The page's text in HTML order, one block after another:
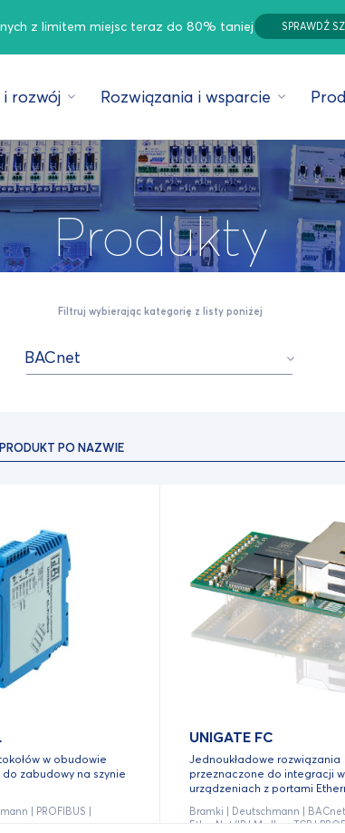
z limitem miejsc teraz do 80% taniej SPRAWDŹ
rozwój Rozwiązania i wsparcie
Produkty
Filtruj wybierając kategorię z listy poniżej
BACnet
w obudowie
zabudowy na szynie
| PROFIBUS |
UNIGATE FC
Jednoukładowe rozwiązania
przeznaczone do integracji w
urządzeniach z portami
Bramki | Deutschmann | BACnet |
EtherNet/IP | Modbus TCP |